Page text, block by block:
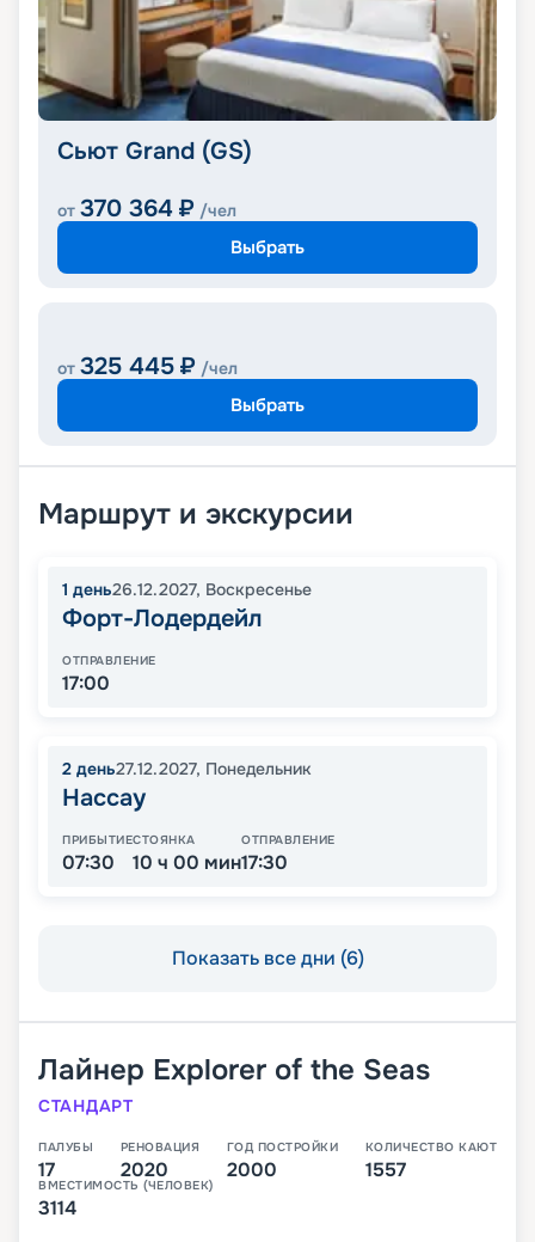
Сьют Grand (GS)
от 370 364 ₽ /чел
Выбрать
от 325 445 ₽ /чел
Выбрать
Маршрут и экскурсии
1 день26.12.2027, Воскресенье
Форт-Лодердейл
ОТПРАВЛЕНИЕ
17:00
2 день27.12.2027, Понедельник
Нассау
ПРИБЫТИЕ
07:30
СТОЯНКА
10 ч 00 мин
ОТПРАВЛЕНИЕ
17:30
Показать все дни (6)
Лайнер Explorer of the Seas
СТАНДАРТ
ПАЛУБЫ
17
РЕНОВАЦИЯ
2020
ГОД ПОСТРОЙКИ
2000
КОЛИЧЕСТВО КАЮТ
1557
ВМЕСТИМОСТЬ (ЧЕЛОВЕК)
3114